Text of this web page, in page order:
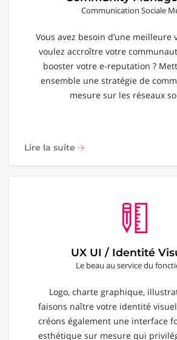
Communication Sociale
Vous avez besoin d’une meilleure
voulez accroître votre
booster votre e-reputation ?
ensemble une stratégie de
mesure sur les réseaux
Lire la suite
UX UI / Identité
Le beau au service du
Logo, charte graphique,
faisons naître votre identité
créons également une interface
esthétique sur mesure qui